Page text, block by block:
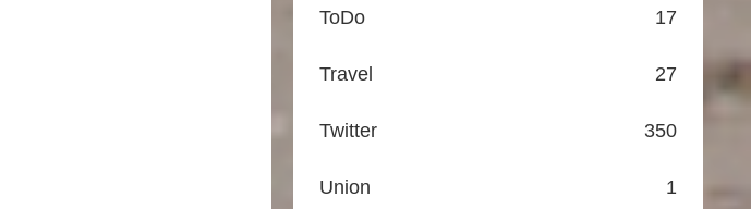
ToDo 17
Travel 27
Twitter 350
Union 1